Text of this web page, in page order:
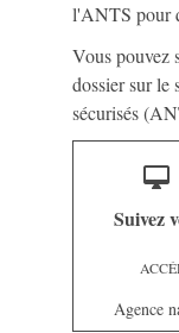
l'ANTS pour
Vous pouvez
dossier sur le
sécurisés
desktop_mac
Suivez
Agence